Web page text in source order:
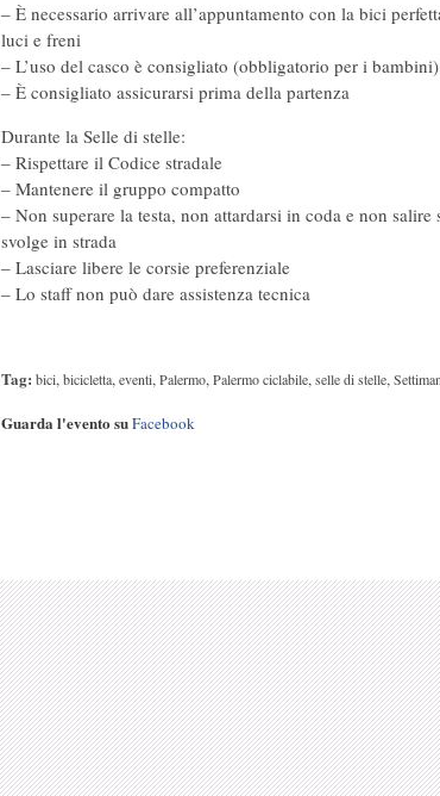
– È necessario arrivare all’appuntamento con la bici
luci e freni
– L’uso del casco è consigliato (obbligatorio per i bambini)
– È consigliato assicurarsi prima della partenza
Durante la Selle di stelle:
– Rispettare il Codice stradale
– Mantenere il gruppo compatto
– Non superare la testa, non attardarsi in coda e non
svolge in strada
– Lasciare libere le corsie preferenziale
– Lo staff non può dare assistenza tecnica
Tag: bici,bicicletta,eventi,Palermo,Palermo ciclabile,selle di stelle,
Guarda l'evento suFacebook